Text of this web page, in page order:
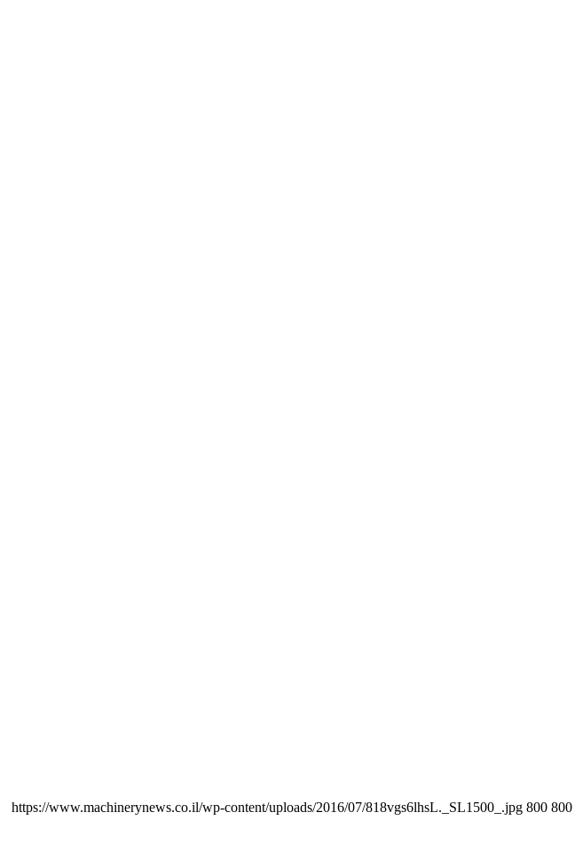
https://www.machinerynews.co.il/wp-content/uploads/2016/07/818vgs6lhsL._SL1500_.jpg 800 800